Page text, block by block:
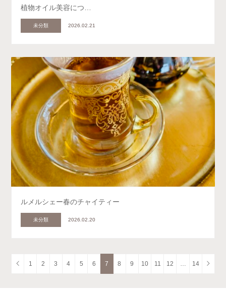
植物オイル美容につ…
未分類 2026.02.21
ルメルシェー春のチャイティー
未分類 2026.02.20
1 2 3 4 5 6 7 8 9 10 11 12 14